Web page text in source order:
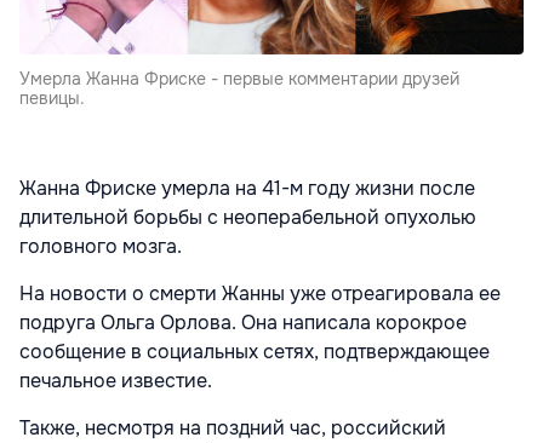
Умерла Жанна Фриске - первые комментарии друзей
певицы.
Жанна Фриске умерла на 41-м году жизни после
длительной борьбы с неоперабельной опухолью
головного мозга.
На новости о смерти Жанны уже отреагировала ее
подруга Ольга Орлова. Она написала корокрое
сообщение в социальных сетях, подтверждающее
печальное известие.
Также, несмотря на поздний час, российский